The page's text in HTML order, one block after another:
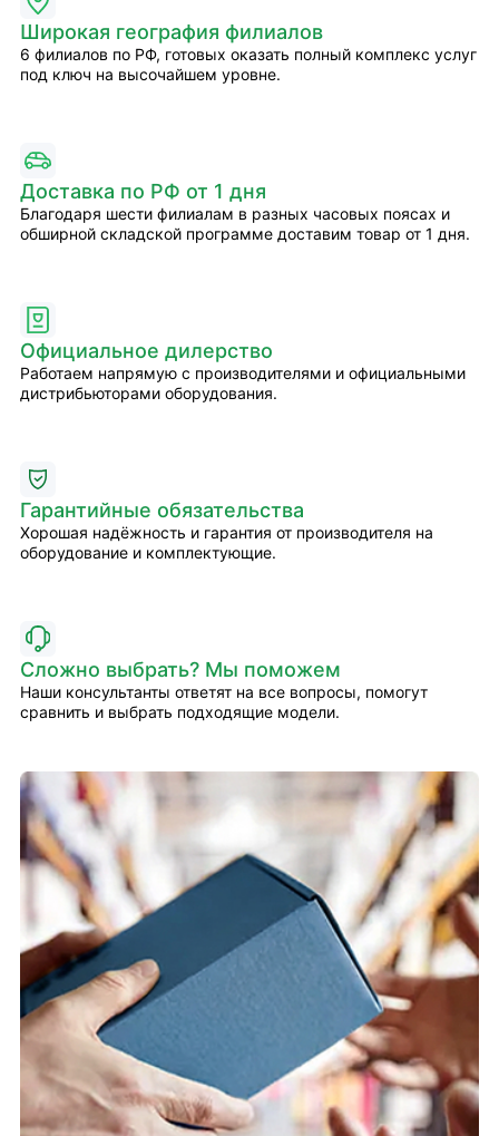
Широкая география филиалов
6 филиалов по РФ, готовых оказать полный комплекс услуг
под ключ на высочайшем уровне.
Доставка по РФ от 1 дня
Благодаря шести филиалам в разных часовых поясах и
обширной складской программе доставим товар от 1 дня.
Официальное дилерство
Работаем напрямую с производителями и официальными
дистрибьюторами оборудования.
Гарантийные обязательства
Хорошая надёжность и гарантия от производителя на
оборудование и комплектующие.
Сложно выбрать? Мы поможем
Наши консультанты ответят на все вопросы, помогут
сравнить и выбрать подходящие модели.